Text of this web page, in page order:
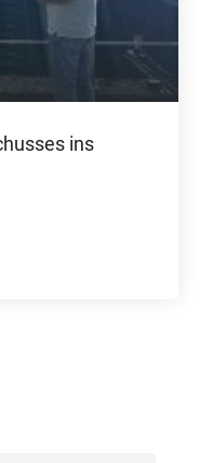
ins